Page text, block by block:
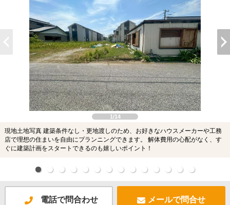
1/14
現地土地写真 建築条件なし・更地渡しのため、お好きなハウスメーカーや工務
店で理想の住まいを自由にプランニングできます。 解体費用の心配がなく、す
ぐに建築計画をスタートできるのも嬉しいポイント！
電話で問合わせ メールで問合せ